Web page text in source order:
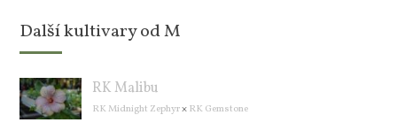
Další kultivary od M
RK Malibu
RK Midnight Zephyr× RK Gemstone